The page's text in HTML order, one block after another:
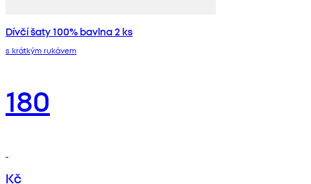
Dívčí šaty 100% bavlna 2 ks
s krátkým rukávem
180
Kč